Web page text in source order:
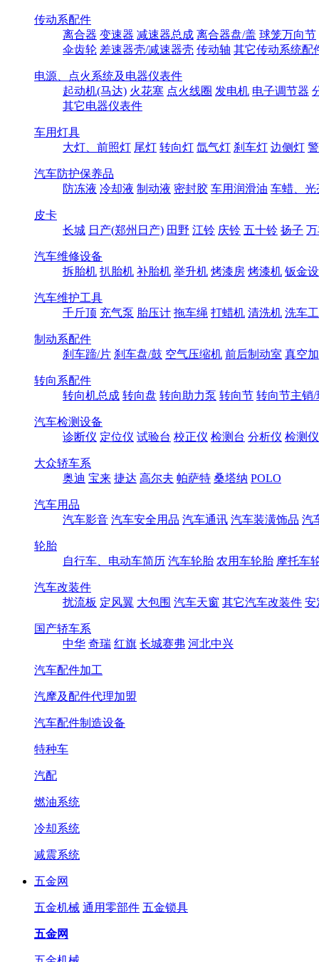
传动系配件
离合器 变速器 减速器总成 离合器盘/盖 球笼万向节
伞齿轮 差速器壳/减速器壳 传动轴 其它传动系统配
电源、点火系统及电器仪表件
起动机(马达) 火花塞 点火线圈 发电机 电子调节器
其它电器仪表件
车用灯具
大灯、前照灯 尾灯 转向灯 氙气灯 刹车灯 边侧灯
汽车防护保养品
防冻液 冷却液 制动液 密封胶 车用润滑油 车蜡、光
皮卡
长城 日产(郑州日产) 田野 江铃 庆铃 五十铃 扬子
汽车维修设备
拆胎机 扒胎机 补胎机 举升机 烤漆房 烤漆机 钣金
汽车维护工具
千斤顶 充气泵 胎压计 拖车绳 打蜡机 清洗机 洗车
制动系配件
刹车蹄/片 刹车盘/鼓 空气压缩机 前后制动室 真空
转向系配件
转向机总成 转向盘 转向助力泵 转向节 转向节主销/
汽车检测设备
诊断仪 定位仪 试验台 校正仪 检测台 分析仪 检测仪
大众轿车系
奥迪 宝来 捷达 高尔夫 帕萨特 桑塔纳 POLO
汽车用品
汽车影音 汽车安全用品 汽车通讯 汽车装潢饰品 汽
轮胎
自行车、电动车简历 汽车轮胎 农用车轮胎 摩托车
汽车改装件
扰流板 定风翼 大包围 汽车天窗 其它汽车改装件 安
国产轿车系
中华 奇瑞 红旗 长城赛弗 河北中兴
汽车配件加工
汽摩及配件代理加盟
汽车配件制造设备
特种车
汽配
燃油系统
冷却系统
减震系统
五金网
五金机械 通用零部件 五金锁具
五金网